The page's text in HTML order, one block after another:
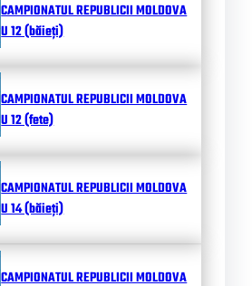
CAMPIONATUL REPUBLICII MOLDOVA
U 12 (băieți)
CAMPIONATUL REPUBLICII MOLDOVA
U 12 (fete)
CAMPIONATUL REPUBLICII MOLDOVA
U 14 (băieți)
CAMPIONATUL REPUBLICII MOLDOVA